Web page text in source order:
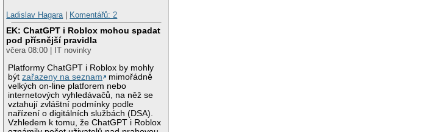
Ladislav Hagara
Komentářů: 2
EK: ChatGPT i Roblox mohou spadat
pod přísnější pravidla
včera 08:00 | IT novinky
Platformy ChatGPT i Roblox by mohly
býtzařazeny na seznam
mimořádně
velkých on-line platforem nebo
internetových vyhledávačů, na něž se
vztahují zvláštní podmínky podle
nařízení o digitálních službách (DSA).
Vzhledem k tomu, že ChatGPT i Roblox